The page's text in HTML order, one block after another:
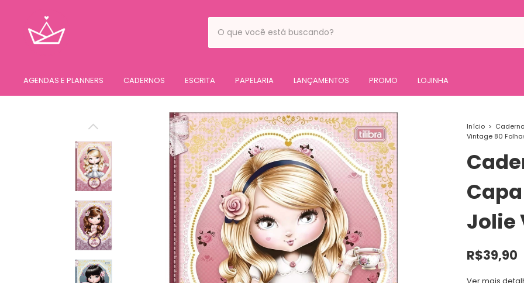
AGENDAS E PLANNERS CADERNOS ESCRITA PAPELARIA LANÇAMENTOS PROMO LOJINHA
Início >
Vintage 80
Jolie
R$39,90